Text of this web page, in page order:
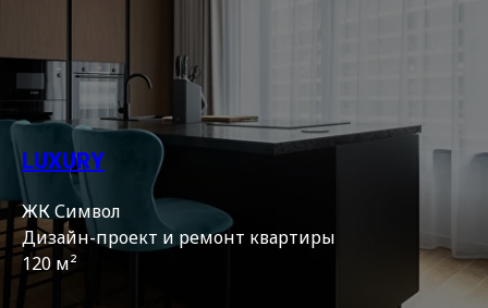
LUXURY
ЖК Символ
Дизайн-проект и ремонт квартиры
120 м²